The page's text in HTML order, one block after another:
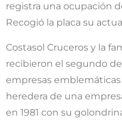
registra una ocupación
Recogió la placa su
Costasol Cruceros y la
recibieron el segundo
empresas emblemáticas
heredera de una
en 1981 con su